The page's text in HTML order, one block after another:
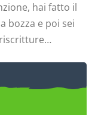
hai fatto il
bozza e poi sei
fai? La vendi,
Non